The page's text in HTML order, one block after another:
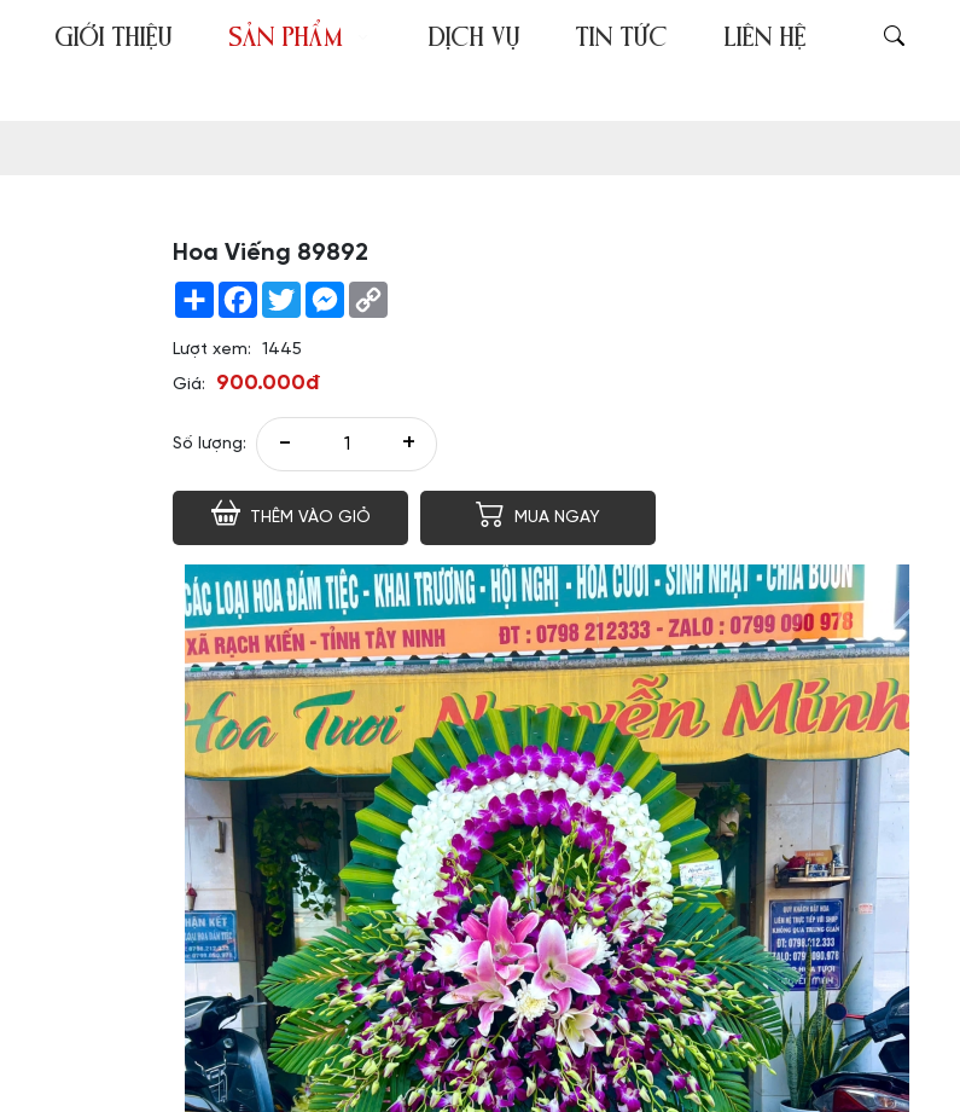
GIỚI THIỆU SẢN PHẨM DỊCH VỤ TIN TỨC LIÊN HỆ
Hoa Viếng 89892
Share Facebook
TwitterMessenger
Lượt xem:
1445
Giá:
900.000đ
Số lượng: - +
THÊM VÀO GIỎ MUA NGAY